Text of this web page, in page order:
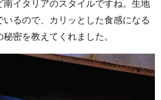
イタリアのスタイルですね。生地
るので、カリッとした食感になる
密を教えてくれました。